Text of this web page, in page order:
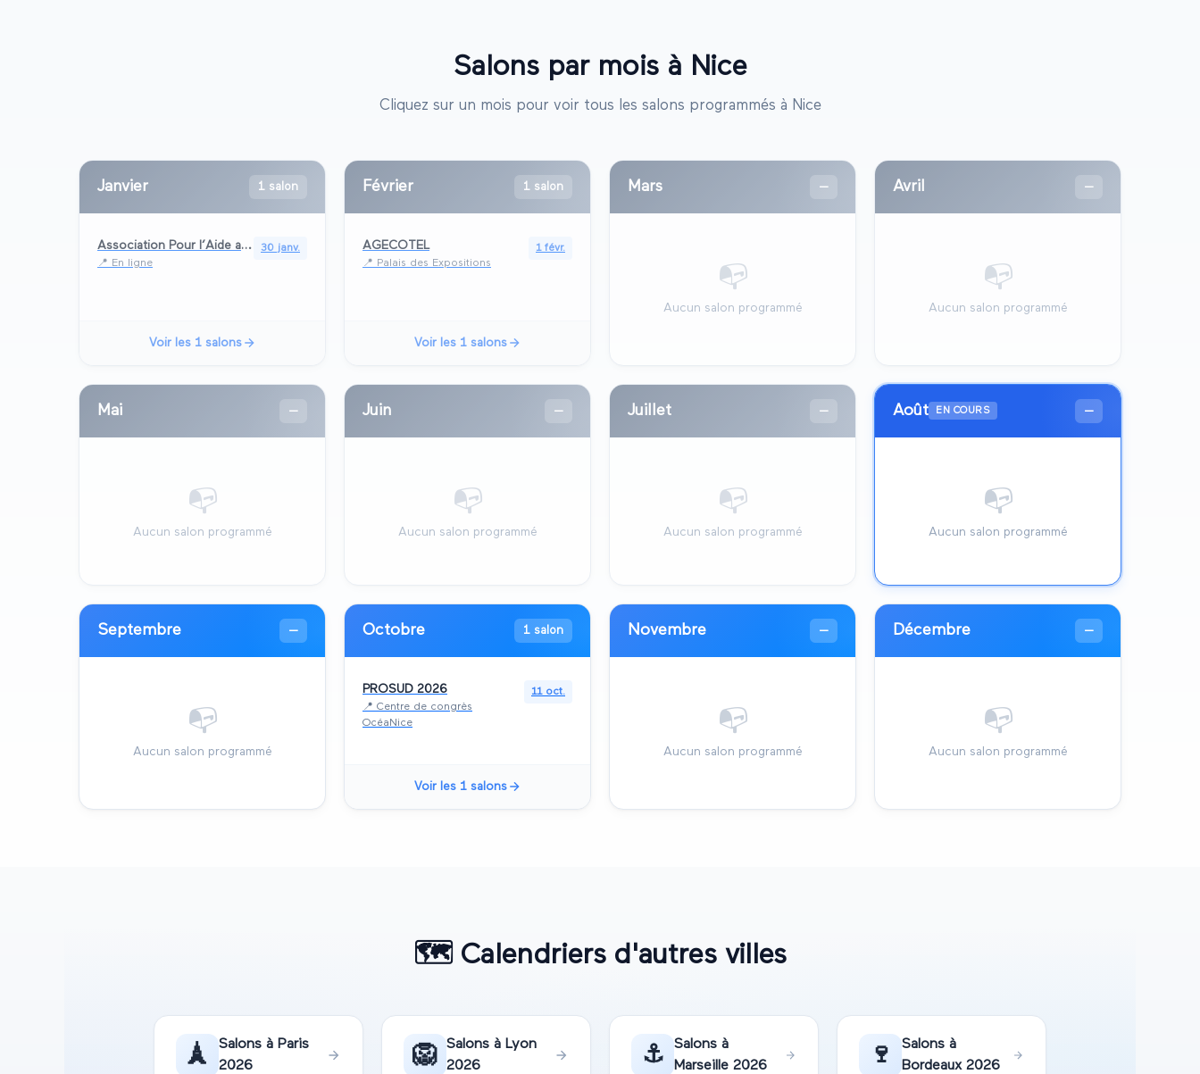
Salons par mois à Nice
Cliquez sur un mois pour voir tous les salons programmés à Nice
Janvier 1 salon
Association Pour l’Aide au H...
📍 En ligne
30 janv.
Voir les 1salons
Février 1 salon
AGECOTEL
📍 Palais des Expositions
1 févr.
Voir les 1salons
Mars —
📭
Aucun salon programmé
Avril —
📭
Aucun salon programmé
Mai —
📭
Aucun salon programmé
Juin —
📭
Aucun salon programmé
Juillet —
📭
Aucun salon programmé
Août EN COURS —
📭
Aucun salon programmé
Septembre —
📭
Aucun salon programmé
Octobre 1 salon
PROSUD 2026
📍 Centre de congrès
OcéaNice
11 oct.
Voir les 1salons
Novembre —
📭
Aucun salon programmé
Décembre —
📭
Aucun salon programmé
🗺️Calendriers d'autres villes
🗼 Salons à Paris
2026
🦁 Salons à Lyon
2026
⚓
Salons à
Marseille 2026 🍷
Salons à
Bordeaux 2026